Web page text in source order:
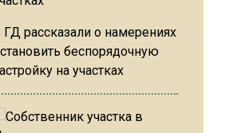
ГД рассказали о намерениях
беспорядочную
на участках